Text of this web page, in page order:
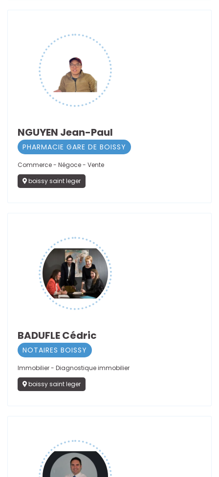
NGUYEN Jean-Paul
PHARMACIE GARE DE BOISSY
Commerce - Négoce - Vente
boissy saint leger
BADUFLE Cédric
NOTAIRES BOISSY
Immobilier - Diagnostique immobilier
boissy saint leger